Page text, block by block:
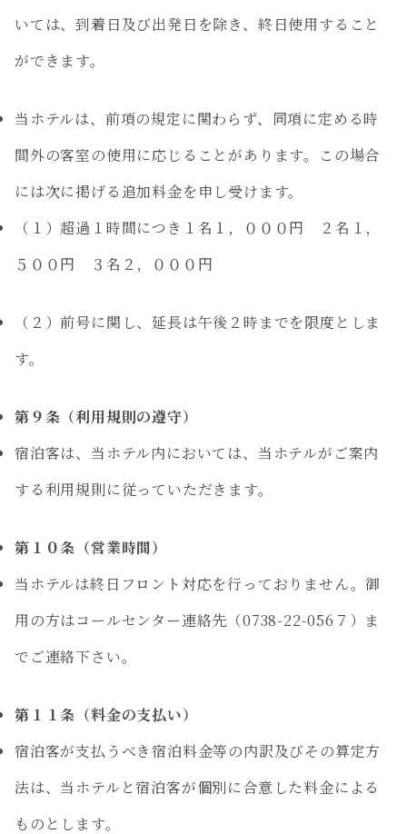
いては、到着日及び出発日を除き、終日使用すること
ができます。
当ホテルは、前項の規定に関わらず、同項に定める時
間外の客室の使用に応じることがあります。この場合
には次に掲げる追加料金を申し受けます。
（１）超過１時間につき１名１，０００円 ２名１，
５００円 ３名２，０００円
（２）前号に関し、延長は午後２時までを限度としま
す。
第９条（利用規則の遵守）
宿泊客は、当ホテル内においては、当ホテルがご案内
する利用規則に従っていただきます。
第１０条（営業時間）
当ホテルは終日フロント対応を行っておりません。御
用の方はコールセンター連絡先（0738-22-056７）ま
でご連絡下さい。
第１１条（料金の支払い）
宿泊客が支払うべき宿泊料金等の内訳及びその算定方
法は、当ホテルと宿泊客が個別に合意した料金による
ものとします。